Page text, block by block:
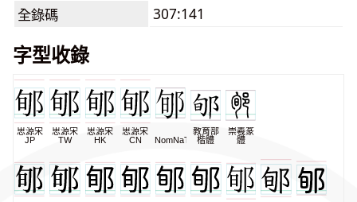
全錄碼
307:141
字型收錄
思源宋
JP
思源宋
TW
思源宋
HK
思源宋
CN
NomNaTong
教育部
楷體
崇羲篆
體